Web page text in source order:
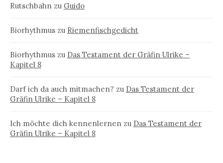
Rutschbahn zu Guido
Biorhythmus zu Riemenfischgedicht
Biorhythmus zu Das Testament der Gräfin Ulrike –
Kapitel 8
Darf ich da auch mitmachen? zu Das Testament der
Gräfin Ulrike – Kapitel 8
Ich möchte dich kennenlernen zu Das Testament der
Gräfin Ulrike – Kapitel 8